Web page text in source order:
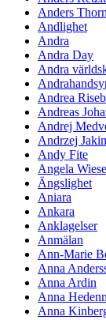
Anders
Andlighet
Andra
Andra Day
Andra
Andrea
Andreas
Andrej
Andrzej
Andy Fite
Angela
Ängslighet
Aniara
Ankara
Anklagelser
Anmälan
Ann-Marie
Anna
Anna Ardin
Anna
Anna